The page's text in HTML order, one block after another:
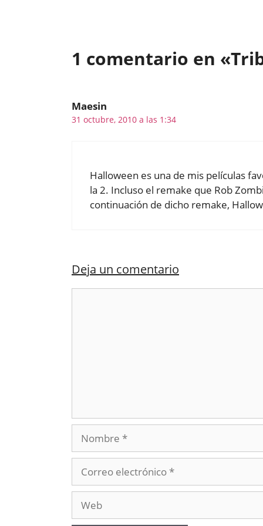
1 comentario en
Maesin
31 octubre, 2010 a las 1:34
Halloween es una de mis películas
la 2. Incluso el remake que Rob
continuación de dicho remake,
Deja un comentario
Nombre
electrónico